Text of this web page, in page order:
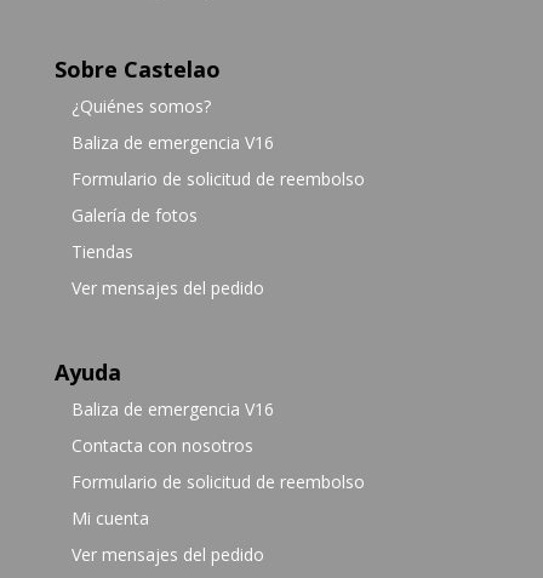
Sobre Castelao
¿Quiénes somos?
Baliza de emergencia V16
Formulario de solicitud de reembolso
Galería de fotos
Tiendas
Ver mensajes del pedido
Ayuda
Baliza de emergencia V16
Contacta con nosotros
Formulario de solicitud de reembolso
Mi cuenta
Ver mensajes del pedido